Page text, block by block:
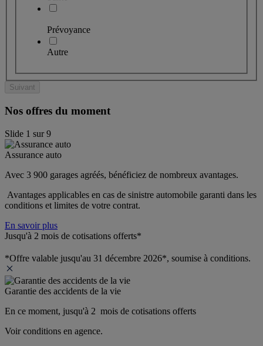
Prévoyance
Autre
Suivant
Nos offres du moment
Slide 1 sur9
Assurance auto
Avec 3 900 garages agréés, bénéficiez de nombreux avantages.
Avantages applicables en cas de sinistre automobile garanti dans les
conditions et limites de votre contrat.
En savoir plus
Jusqu'à 2 mois de cotisations offerts*
*Offre valable jusqu'au 31 décembre 2026*, soumise à conditions.
Garantie des accidents de la vie
En ce moment, jusqu'à 2  mois de cotisations offerts
Voir conditions en agence.